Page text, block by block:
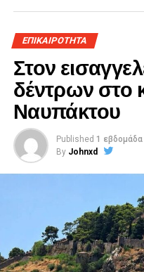
ΕΠΙΚΑΙΡΟΤΗΤΑ
Στον
δέντρων στο
Ναυπάκτου
Published 1 εβδομάδα
By Johnxd